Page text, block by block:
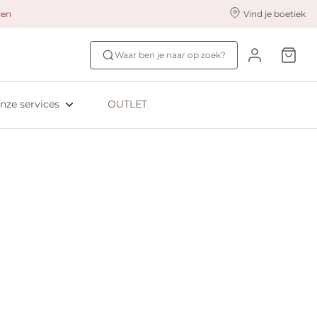
Vind je boetiek
Waar ben je naar op zoek?
Empreinte
services
styling services Ontdek jouw maat
Bh-maat test
OUTLET